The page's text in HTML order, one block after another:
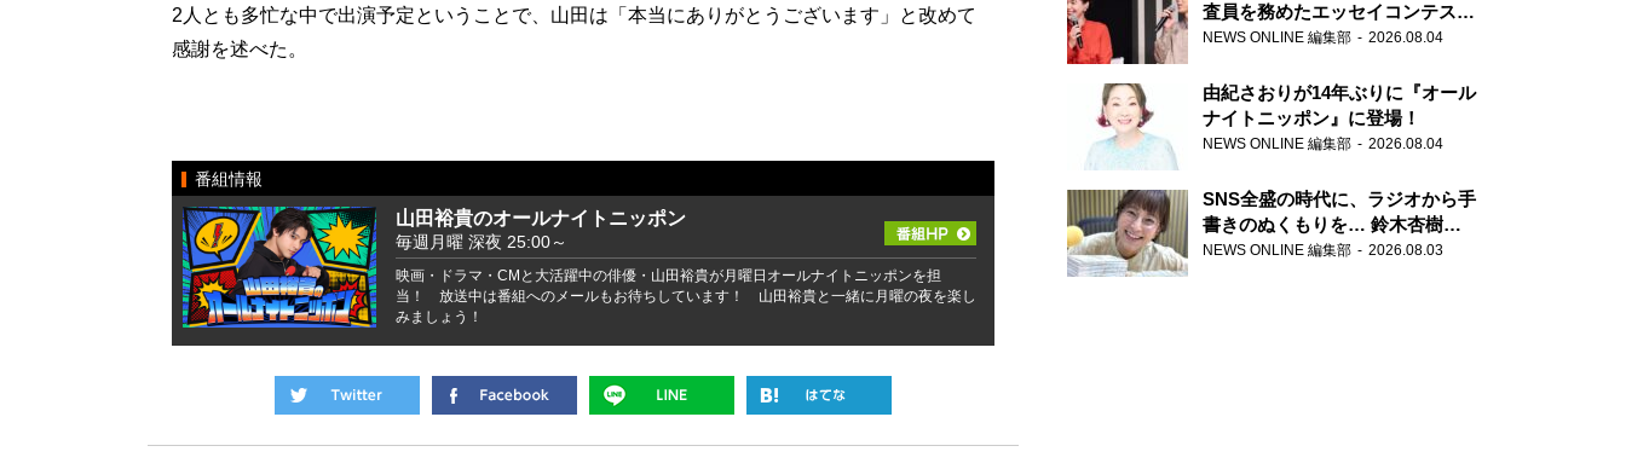
2人とも多忙な中で出演予定ということで、山田は「本当にありがとうございます」と改めて
感謝を述べた。
番組情報
山田裕貴のオールナイトニッポン
毎週月曜 深夜 25:00～
映画・ドラマ・CMと大活躍中の俳優・山田裕貴が月曜日オールナイトニッポンを担
当！ 放送中は番組へのメールもお待ちしています！ 山田裕貴と一緒に月曜の夜を楽し
みましょう！
査員を務めたエッセイコンテスト
の特別番組「#いまあなたに伝え
NEWS ONLINE 編集部 2026.08.04
由紀さおりが14年ぶりに『オール
ナイトニッポン』に登場！
NEWS ONLINE 編集部 2026.08.04
SNS全盛の時代に、ラジオから手
書きのぬくもりを… 鈴木杏樹の
直筆はがきが届く！
NEWS ONLINE 編集部 2026.08.03